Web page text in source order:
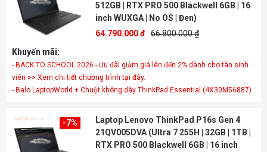
512GB | RTX PRO 500 Blackwell 6GB | 16
inch WUXGA | No OS | Đen)
64.790.000 đ 66.800.000 ₫
Khuyến mãi:
- BACK TO SCHOOL 2026 - Ưu đãi giảm giá lên đến 2% dành cho tân sinh
viên >> Xem chi tiết chương trình tại đây.
- Balo LaptopWorld + Chuột không dây ThinkPad Essential (4X30M56887)
-7%
Laptop Lenovo ThinkPad P16s Gen 4
21QV005DVA (Ultra 7 255H | 32GB | 1TB |
RTX PRO 500 Blackwell 6GB | 16 inch